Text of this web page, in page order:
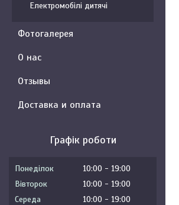
Електромобілі дитячі
Фотогалерея
О нас
Отзывы
Доставка и оплата
Графік роботи
Понеділок 10:00
19:00
Вівторок
10:00
19:00
Середа
10:00
19:00